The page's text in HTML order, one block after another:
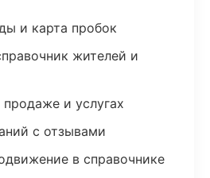
и карта пробок
жителей и
и услугах
с отзывами
в справочнике